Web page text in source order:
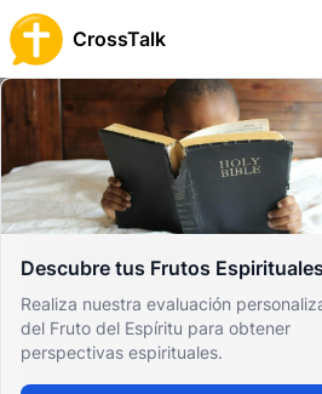
CrossTalk
Descubre tus Frutos Espirituales
Realiza nuestra evaluación
del Fruto del Espíritu para obtener
perspectivas espirituales.
Inicio
Archivo de Preguntas
Nuevo Testamento
Epístolas Paulinas
Gálatas
Gálatas
Pablo escribe
aquellos que dicen que los
deben obedecer las antiguas